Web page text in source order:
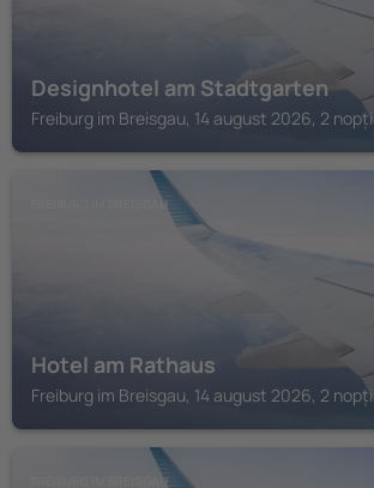
Designhotel am Stadtgarten
Freiburg im Breisgau, 14 august 2026, 2 nopți
FREIBURG IM BREISGAU
Hotel am Rathaus
Freiburg im Breisgau, 14 august 2026, 2 nopți
FREIBURG IM BREISGAU